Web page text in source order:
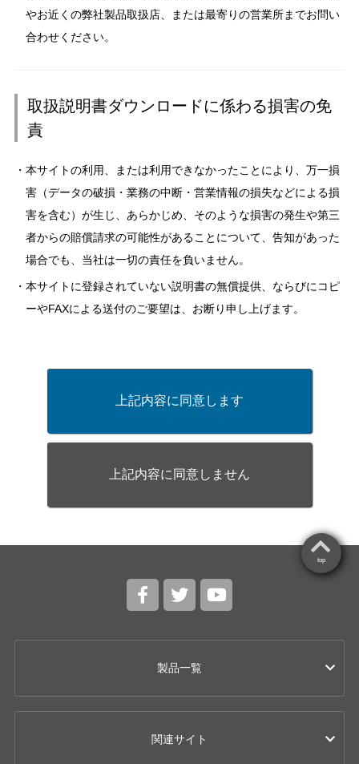
やお近くの弊社製品取扱店、または最寄りの営業所までお問い
合わせください。
取扱説明書ダウンロードに係わる損害の免
責
本サイトの利用、または利用できなかったことにより、万一損
害（データの破損・業務の中断・営業情報の損失などによる損
害を含む）が生じ、あらかじめ、そのような損害の発生や第三
者からの賠償請求の可能性があることについて、告知があった
場合でも、当社は一切の責任を負いません。
本サイトに登録されていない説明書の無償提供、ならびにコピ
ーやFAXによる送付のご要望は、お断り申し上げます。
上記内容に同意します
上記内容に同意しません
製品一覧
関連サイト
top